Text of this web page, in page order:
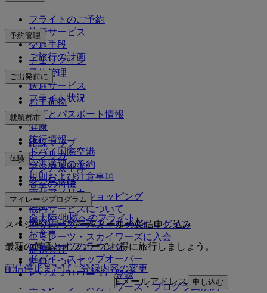
フライトのご予約
旅行サービス
交通手段
ご旅行の計画
予約管理
チェックイン
予約管理
送迎サービス
フライト状況
ご出発前に
お手荷物
ビザとパスポート情報
健康
旅行情報
ドバイ国際空港
空港送迎の予約
規則および注意事項
就航都市
路線マップ
アフリカ
アジア太平洋
ヨーロッパ
南北アメリカ
中東
全大陸/地域へのフライト
体験
客室の特徴
エミレーツでショッピング
機内サービスについて
機内エンターテインメント
お食事
エミレーツのラウンジ
ドバイ・ストップオーバー
マイレージプログラム
エミレーツ・スカイワーズにログイン
エミレーツ・スカイワーズに入会
提携会社
特典について
ビジネスリワーズに登録
エミレーツ・スカイワーズ・プログラム規約
スペシャルオファーEメールの受信申し込み
最新の運賃とオファーでお得に旅行しましょう。
配信停止またはご登録内容の変更
Eメールアドレス 申し込む